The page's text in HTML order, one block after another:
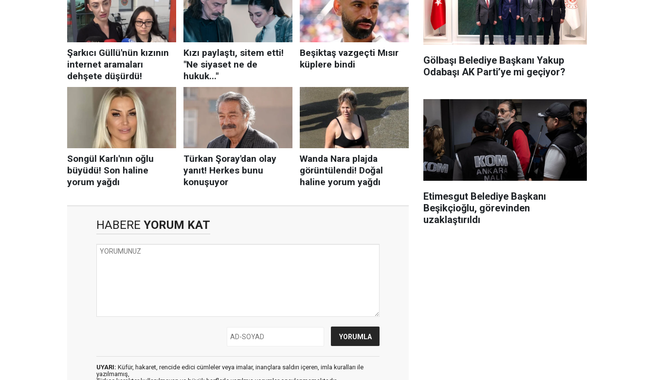
HABERE YORUM KAT
UYARI: Küfür, hakaret, rencide edici cümleler veya imalar, inançlara saldırı içeren, imla kuralları ile
yazılmamış,
Gölbaşı Belediye Başkanı Yakup
Odabaşı AK Parti’ye mi geçiyor?
Etimesgut Belediye Başkanı
Beşikçioğlu, görevinden
uzaklaştırıldı